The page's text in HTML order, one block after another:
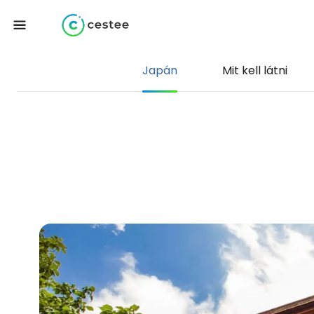
Japán Mit kell látni